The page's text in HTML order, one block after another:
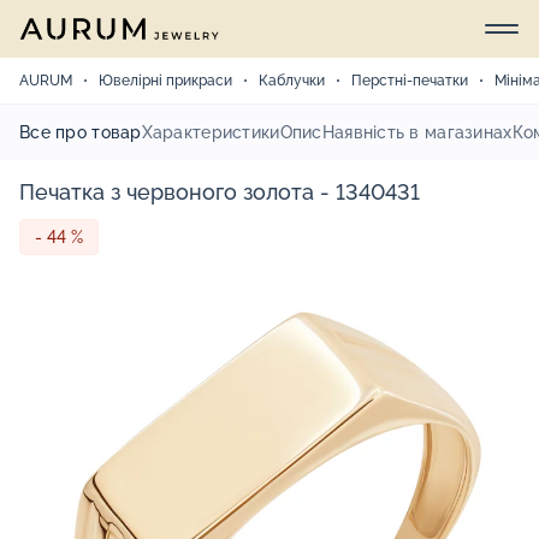
AURUM Ювелірні прикраси Каблучки Перстні-печатки
Все про товарХарактеристикиОпис Наявність в магазинах
Печатка з червоного золота - 1340431
- 44 %